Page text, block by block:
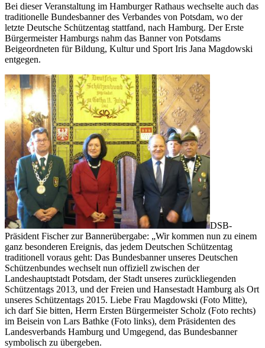
Bei dieser Veranstaltung im Hamburger Rathaus wechselte auch das
traditionelle Bundesbanner des Verbandes von Potsdam, wo der
letzte Deutsche Schützentag stattfand, nach Hamburg. Der Erste
Bürgermeister Hamburgs nahm das Banner von Potsdams
Beigeordneten für Bildung, Kultur und Sport Iris Jana Magdowski
entgegen.
DSB-
Präsident Fischer zur Bannerübergabe: „Wir kommen nun zu einem
ganz besonderen Ereignis, das jedem Deutschen Schützentag
traditionell voraus geht: Das Bundesbanner unseres Deutschen
Schützenbundes wechselt nun offiziell zwischen der
Landeshauptstadt Potsdam, der Stadt unseres zurückliegenden
Schützentags 2013, und der Freien und Hansestadt Hamburg als Ort
unseres Schützentags 2015. Liebe Frau Magdowski (Foto Mitte),
ich darf Sie bitten, Herrn Ersten Bürgermeister Scholz (Foto rechts)
im Beisein von Lars Bathke (Foto links), dem Präsidenten des
Landesverbands Hamburg und Umgegend, das Bundesbanner
symbolisch zu übergeben.